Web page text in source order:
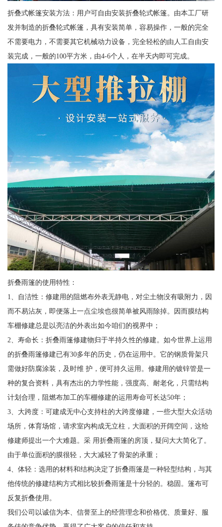
折叠式帐篷安装方法：用户可自由安装折叠轮式帐篷。由本工厂研
发并制造的折叠轮式帐篷，具有安装简单，容易操作，一般的完全
不需要电力，不需要其它机械动力设备，完全轻松的由人工自由安
装完成，一般的100平方米，由4-6个人，在半天内即可完成。
折叠雨篷的使用特性：
1、自洁性：修建用的阻燃布外表无静电，对尘土物没有吸附力，因
而不易沾灰，即便落上一点尘埃也很简单被风雨除掉。因而膜结构
车棚修建总是以亮洁的外表出如今咱们的视界中；
2、寿命长：折叠雨篷修建物归于半持久性的修建。如今世界上运用
的折叠雨篷修建已有30多年的历史，仍在运用中。它的钢质骨架只
需做好防腐涂装，及时维 护，便可持久运用。修建用的镀锌管是一
种的复合资料，具有杰出的力学性能，强度高、耐老化，只需结构
计划合理，阻燃布加工的车棚修建的运用寿命可长达50年；
3、大跨度：可建成无中心支持柱的大跨度修建，一些大型大众活动
场所，体育场馆，请求室内构成无立柱，大面积的开阔空间，这给
修建师提出一个大难题。采 用折叠雨篷的房顶，疑问大大简化了。
由于单位面积的膜很轻，大大减轻了骨架的承重；
4、体轻：选用的材料和结构决定了折叠雨篷是一种轻型结构，与其
他传统的修建结构方式相比较折叠雨篷是十分轻的。稳固。篷布可
反复折叠使用。
我们公司以诚信为本、信誉至上的经营理念和价格优、质量好、服